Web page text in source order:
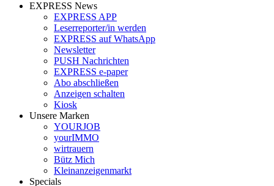
EXPRESS News
EXPRESS APP
Leserreporter/in werden
EXPRESS auf WhatsApp
Newsletter
PUSH Nachrichten
EXPRESS e-paper
Abo abschließen
Anzeigen schalten
Kiosk
Unsere Marken
YOURJOB
yourIMMO
wirtrauern
Bütz Mich
Kleinanzeigenmarkt
Specials